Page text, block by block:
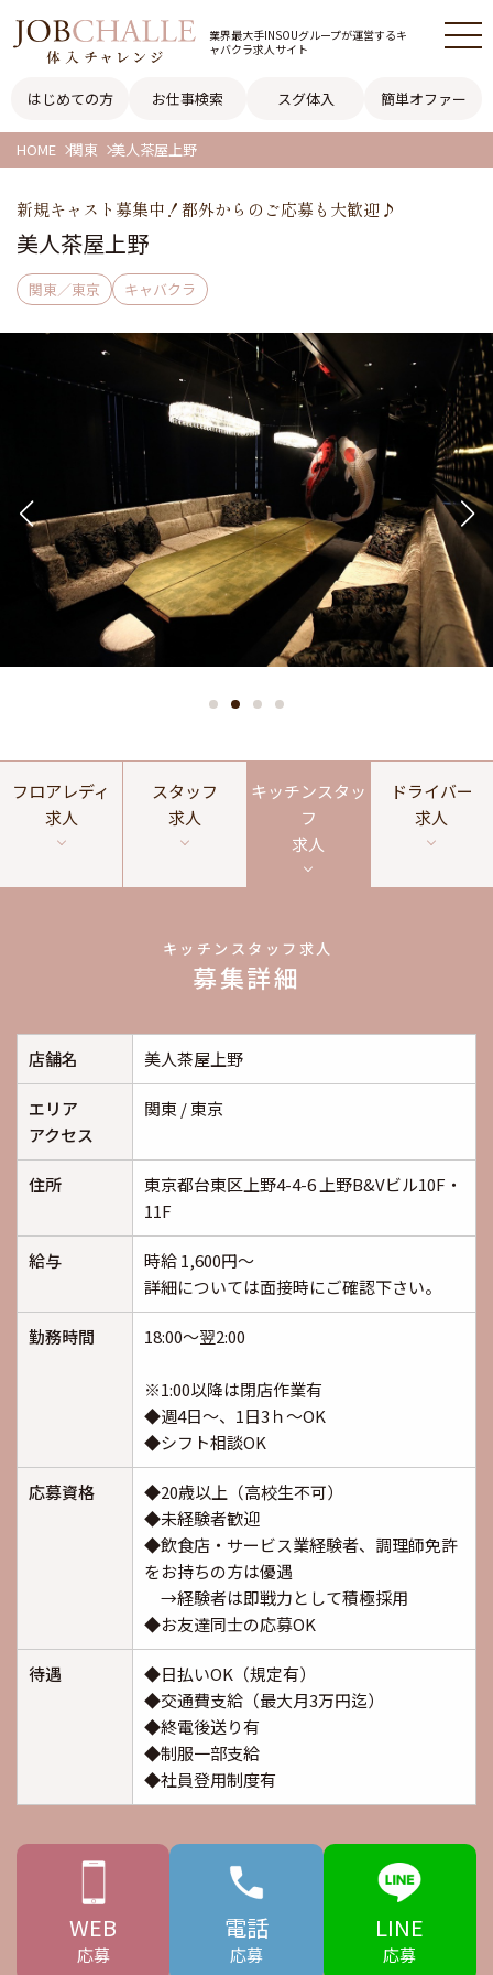
業界最大手INSOUグループが運営するキ
ャバクラ求人サイト
はじめての方 お仕事検索 スグ体入 簡単オファー
HOME 関東 美人茶屋上野
新規キャスト募集中！都外からのご応募も大歓迎♪
美人茶屋上野
関東／東京 キャバクラ
フロアレディ
求人
スタッフ
求人
キッチンスタッ
フ
求人
ドライバー
求人
キッチンスタッフ求人
募集詳細
店舗名 美人茶屋上野
エリア
アクセス
関東 / 東京
住所
東京都台東区上野4-4-6 上野B&Vビル10F・
11F
給与
時給 1,600円～
詳細については面接時にご確認下さい。
勤務時間 18:00～翌2:00
※1:00以降は閉店作業有
◆週4日～、1日3ｈ～OK
◆シフト相談OK
応募資格
◆20歳以上（高校生不可）
◆未経験者歓迎
◆飲食店・サービス業経験者、調理師免許
をお持ちの方は優遇
→経験者は即戦力として積極採用
◆お友達同士の応募OK
待遇
◆日払いOK（規定有）
◆交通費支給（最大月3万円迄）
◆終電後送り有
◆制服一部支給
◆社員登用制度有
WEB
応募
電話
応募
LINE
応募